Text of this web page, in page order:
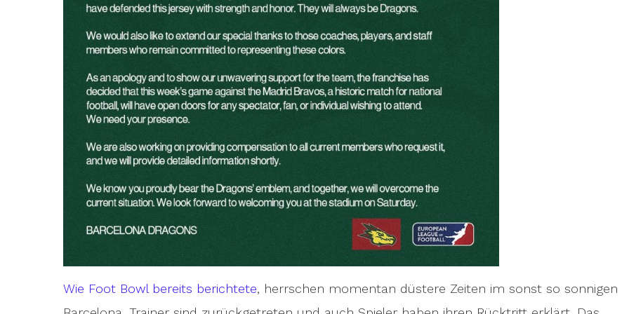
Wie Foot Bowl bereits berichtete, herrschen momentan düstere Zeiten im sonst so sonnigen